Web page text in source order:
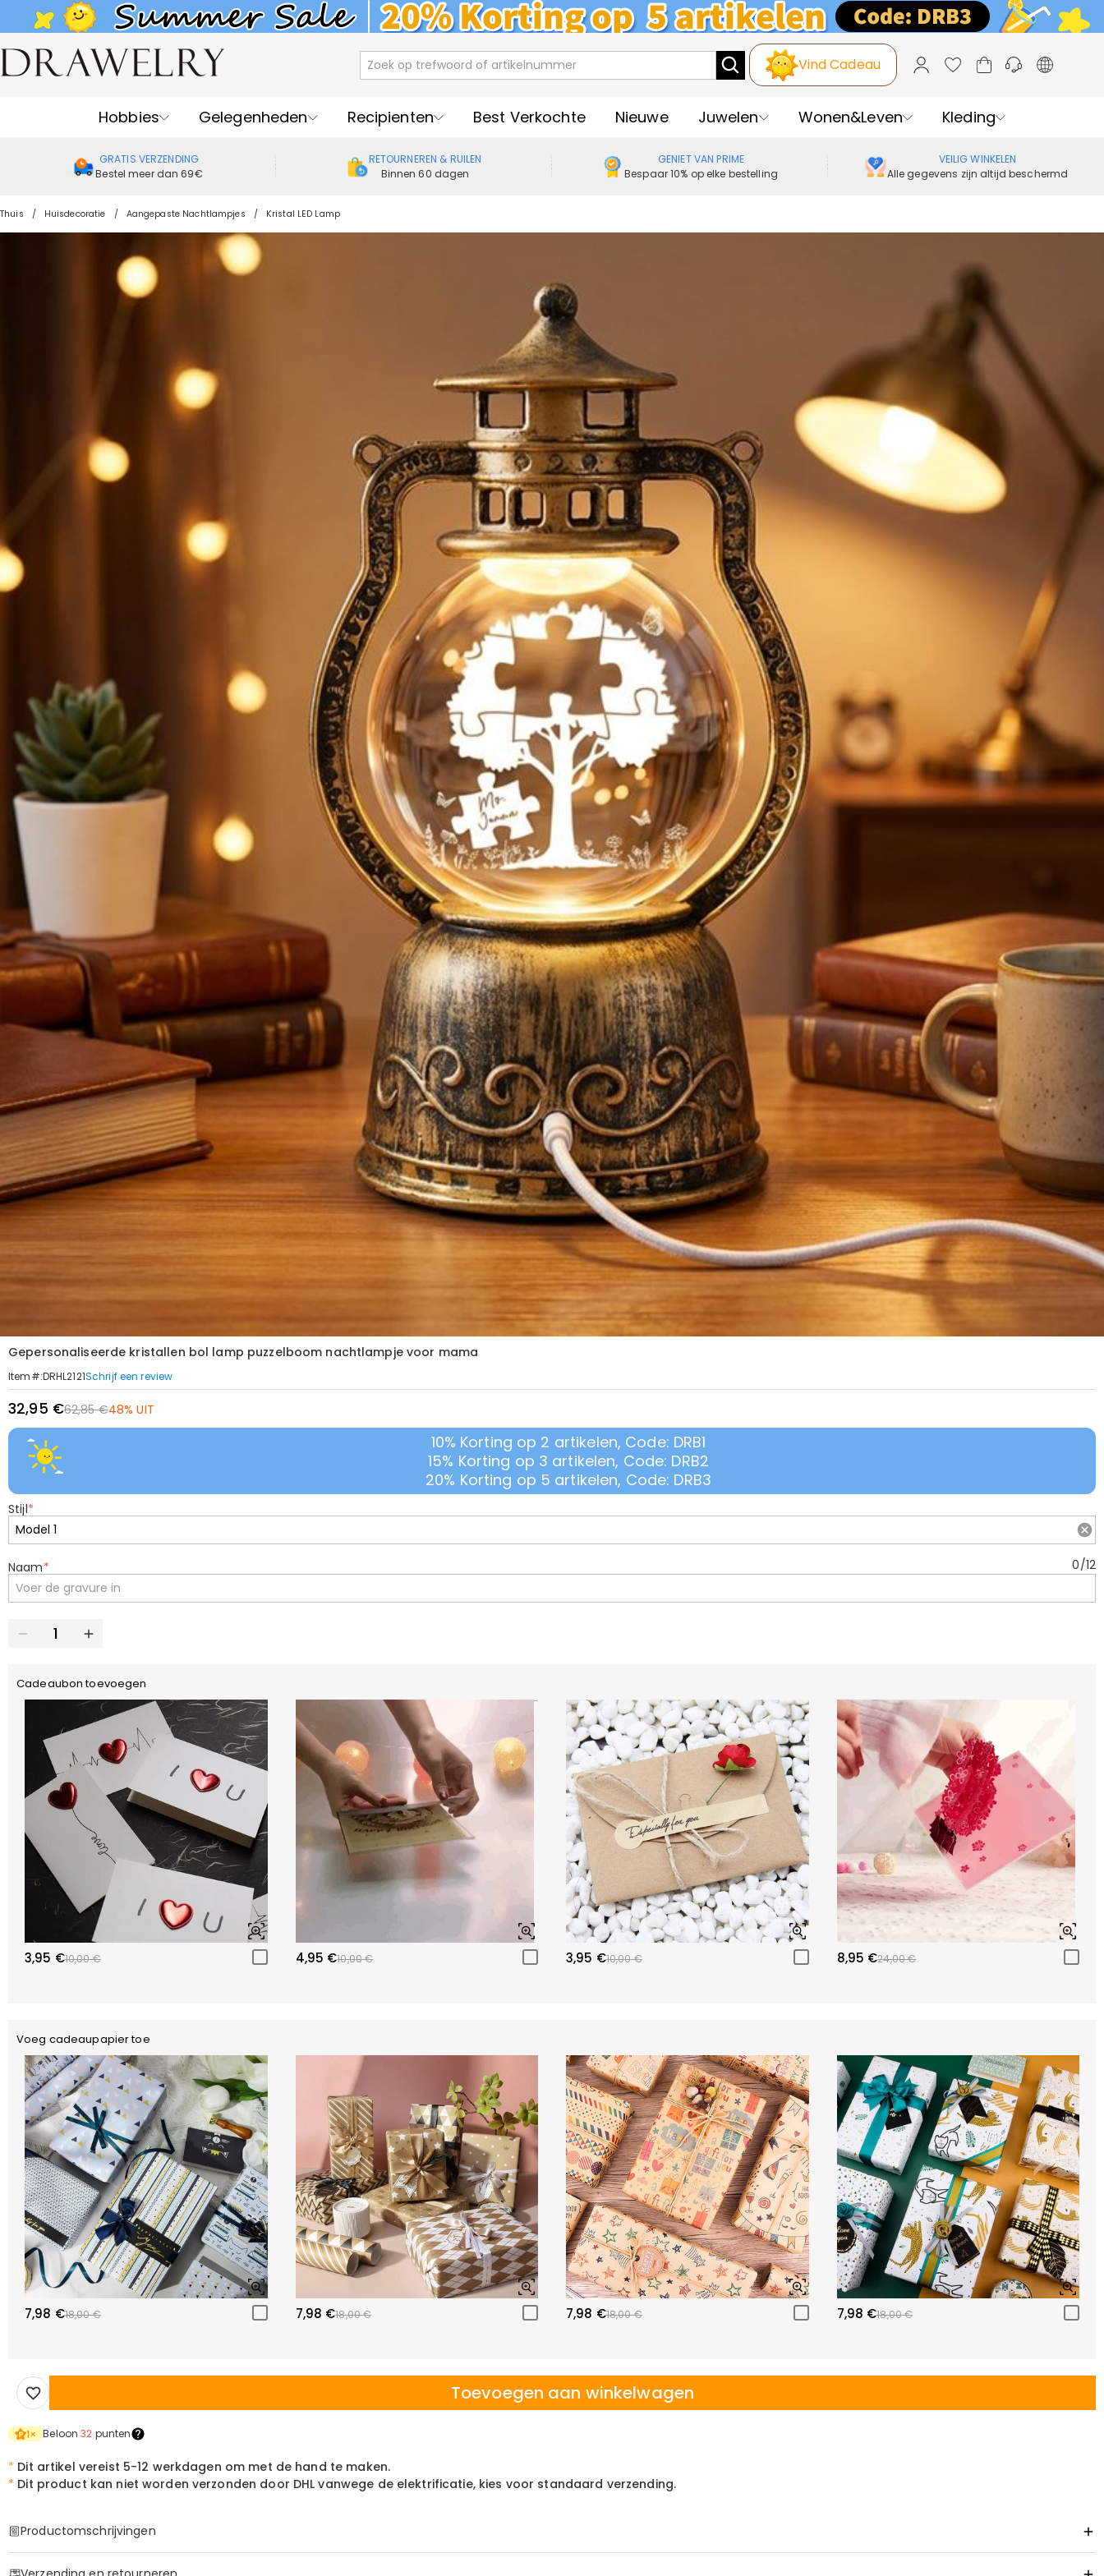
Vind Cadeau
Hobbies Gelegenheden Recipienten Best Verkochte Nieuwe Juwelen Wonen&Leven Kleding
GRATIS VERZENDING
Bestel meer dan 69€
RETOURNEREN & RUILEN
Binnen 60 dagen
GENIET VAN PRIME
Bespaar 10% op elke bestelling
VEILIG WINKELEN
Alle gegevens zijn altijd beschermd
Thuis Huisdecoratie Aangepaste Nachtlampjes Kristal LED Lamp
Gepersonaliseerde kristallen bol lamp puzzelboom nachtlampje voor mama
Item#:DRHL2121Schrijf een review
32,95 €62,85 €48% UIT
10% Korting op 2 artikelen, Code: DRB1
15% Korting op 3 artikelen, Code: DRB2
20% Korting op 5 artikelen, Code: DRB3
Stijl*
Naam* 0/12
Cadeaubon toevoegen
3,95 €10,00 € 4,95 €10,00 € 3,95 €10,00 € 8,95 €24,00 €
Voeg cadeaupapier toe
7,98 €18,00 € 7,98 €18,00 € 7,98 €18,00 € 7,98 €18,00 €
Toevoegen aan winkelwagen
1× Beloon32 punten
* Dit artikel vereist 5-12 werkdagen om met de hand te maken.
* Dit product kan niet worden verzonden door DHL vanwege de elektrificatie, kies voor standaard verzending.
Productomschrijvingen